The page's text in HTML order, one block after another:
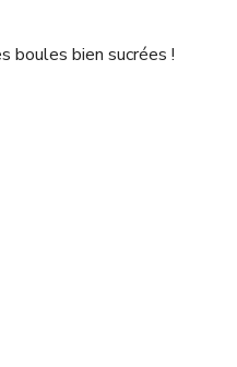
bien sucrées !